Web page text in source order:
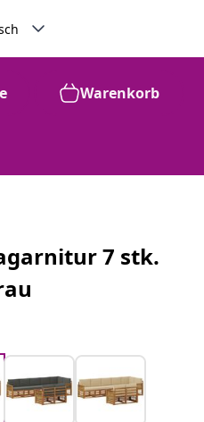
Warenkorb
7 stk.